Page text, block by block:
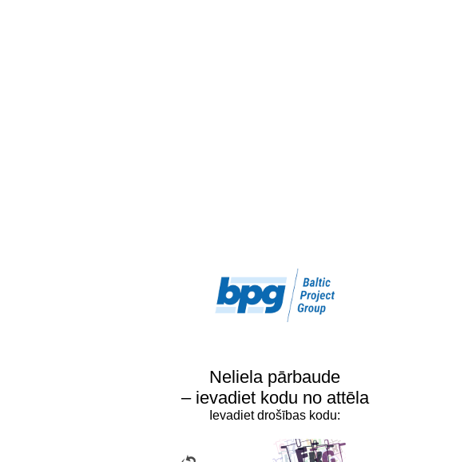
Neliela pārbaude
– ievadiet kodu no attēla
Ievadiet drošības kodu: